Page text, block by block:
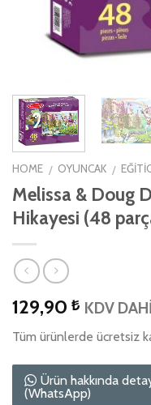
HOME / OYUNCAK /
Melissa & Doug
Hikayesi (48
129,90 ₺ KDV
Tüm ürünlerde ücretsiz
Ürün hakkında
(WhatsApp)